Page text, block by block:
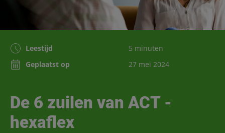
De 6 zuilen van ACT -
hexaflex
Leestijd
5 minuten
Geplaatst op
27 mei 2024